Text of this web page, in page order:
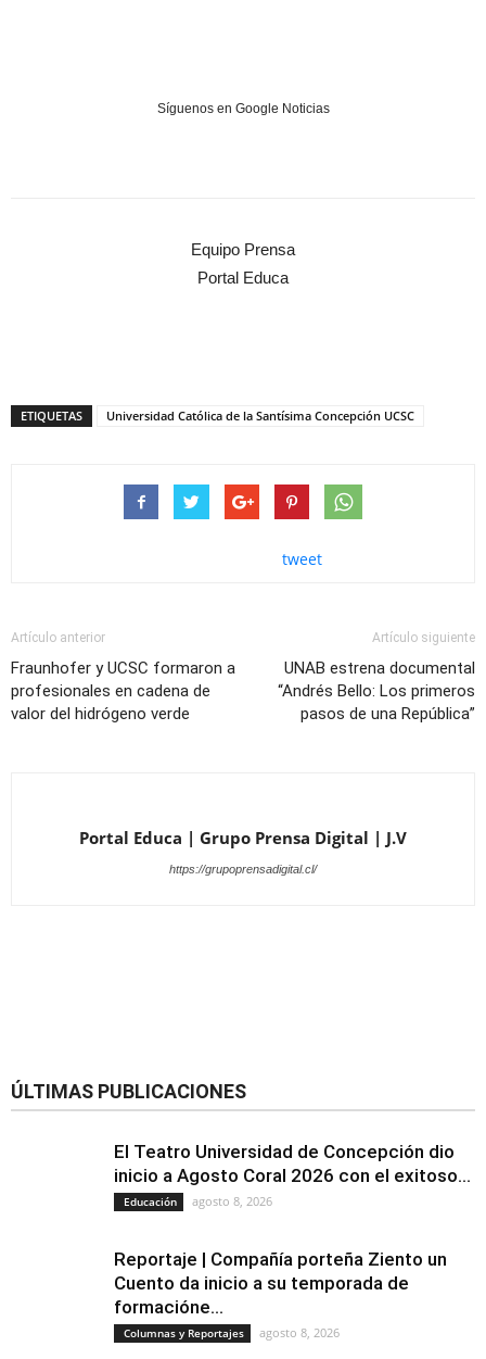
Síguenos en Google Noticias
Equipo Prensa
Portal Educa
ETIQUETAS Universidad Católica de la Santísima Concepción UCSC
tweet
Artículo anterior
Fraunhofer y UCSC formaron a
profesionales en cadena de
valor del hidrógeno verde
Artículo siguiente
UNAB estrena documental
“Andrés Bello: Los primeros
pasos de una República”
Portal Educa | Grupo Prensa Digital | J.V
https://grupoprensadigital.cl/
ÚLTIMAS PUBLICACIONES
El Teatro Universidad de Concepción dio
inicio a Agosto Coral 2026 con el exitoso...
Educación agosto 8, 2026
Reportaje | Compañía porteña Ziento un
Cuento da inicio a su temporada de
formacióne...
Columnas y Reportajes agosto 8, 2026